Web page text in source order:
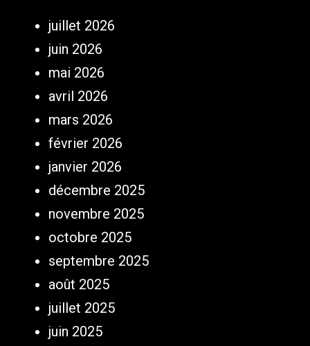
juillet 2026
juin 2026
mai 2026
avril 2026
mars 2026
février 2026
janvier 2026
décembre 2025
novembre 2025
octobre 2025
septembre 2025
août 2025
juillet 2025
juin 2025